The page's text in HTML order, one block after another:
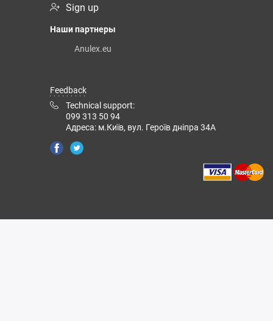
Sign up
Наши партнеры
Anulex.eu
Feedback
Technical support:
099 313 50 94
Адреса: м.Київ, вул. Героїв дніпра 34А